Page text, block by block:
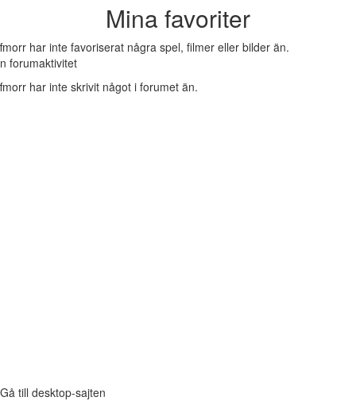
Mina favoriter
har inte favoriserat några spel, filmer eller bilder än.
forumaktivitet
har inte skrivit något i forumet än.
Gå till desktop-sajten